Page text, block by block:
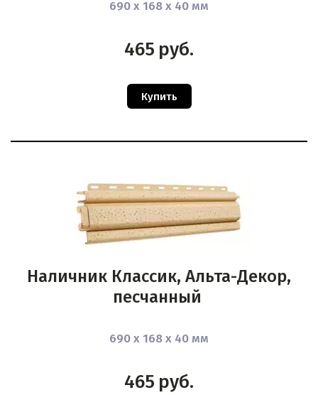
690 х 168 х 40 мм
465 руб.
Купить
Наличник Классик, Альта-Декор,
песчанный
690 х 168 х 40 мм
465 руб.